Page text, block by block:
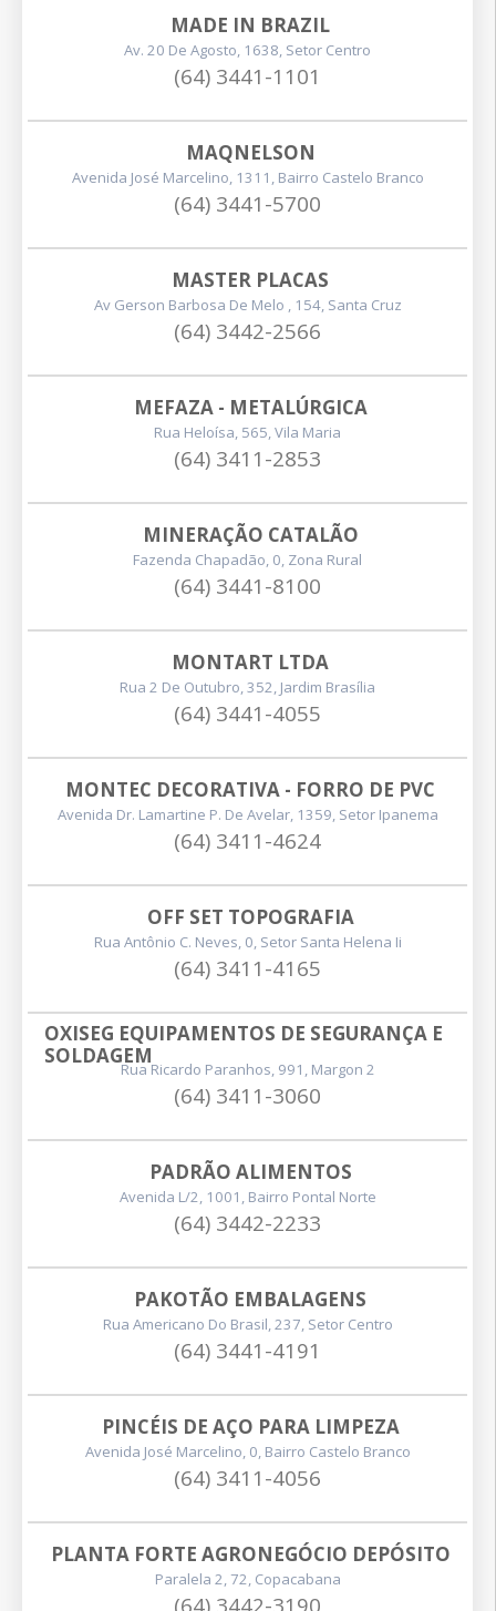
MADE IN BRAZIL
Av. 20 De Agosto, 1638, Setor Centro
(64) 3441-1101
MAQNELSON
Avenida José Marcelino, 1311, Bairro Castelo Branco
(64) 3441-5700
MASTER PLACAS
Av Gerson Barbosa De Melo , 154, Santa Cruz
(64) 3442-2566
MEFAZA - METALÚRGICA
Rua Heloísa, 565, Vila Maria
(64) 3411-2853
MINERAÇÃO CATALÃO
Fazenda Chapadão, 0, Zona Rural
(64) 3441-8100
MONTART LTDA
Rua 2 De Outubro, 352, Jardim Brasília
(64) 3441-4055
MONTEC DECORATIVA - FORRO DE PVC
Avenida Dr. Lamartine P. De Avelar, 1359, Setor Ipanema
(64) 3411-4624
OFF SET TOPOGRAFIA
Rua Antônio C. Neves, 0, Setor Santa Helena Ii
(64) 3411-4165
OXISEG EQUIPAMENTOS DE SEGURANÇA E
SOLDAGEM
Rua Ricardo Paranhos, 991, Margon 2
(64) 3411-3060
PADRÃO ALIMENTOS
Avenida L/2, 1001, Bairro Pontal Norte
(64) 3442-2233
PAKOTÃO EMBALAGENS
Rua Americano Do Brasil, 237, Setor Centro
(64) 3441-4191
PINCÉIS DE AÇO PARA LIMPEZA
Avenida José Marcelino, 0, Bairro Castelo Branco
(64) 3411-4056
PLANTA FORTE AGRONEGÓCIO DEPÓSITO
Paralela 2, 72, Copacabana
(64) 3442-3190